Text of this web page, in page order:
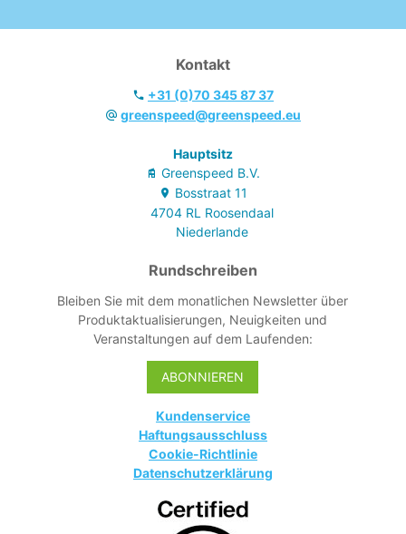
Kontakt
+31 (0)70 345 87 37
greenspeed@greenspeed.eu
Hauptsitz
Greenspeed B.V.
Bosstraat 11
4704 RL Roosendaal
Niederlande
Rundschreiben
Bleiben Sie mit dem monatlichen Newsletter über
Produktaktualisierungen, Neuigkeiten und
Veranstaltungen auf dem Laufenden:
ABONNIEREN
Kundenservice
Haftungsausschluss
Cookie-Richtlinie
Datenschutzerklärung